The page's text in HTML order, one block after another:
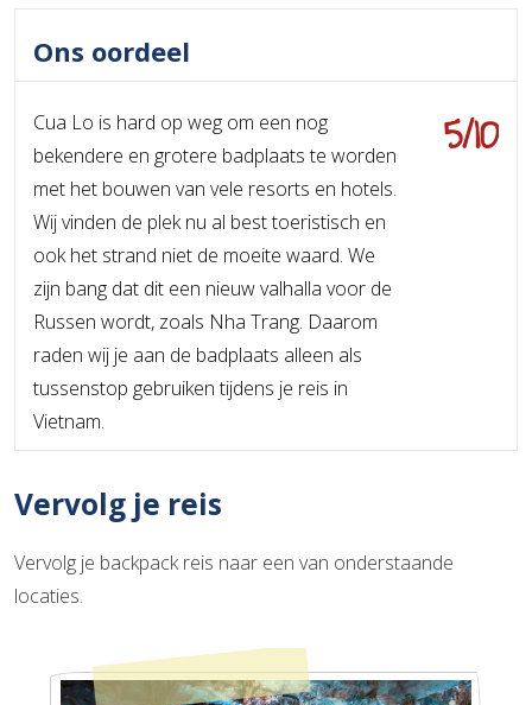
Ons oordeel
5/10
Cua Lo is hard op weg om een nog
bekendere en grotere badplaats te worden
met het bouwen van vele resorts en hotels.
Wij vinden de plek nu al best toeristisch en
ook het strand niet de moeite waard. We
zijn bang dat dit een nieuw valhalla voor de
Russen wordt, zoals Nha Trang. Daarom
raden wij je aan de badplaats alleen als
tussenstop gebruiken tijdens je reis in
Vietnam.
Vervolg je reis
Vervolg je backpack reis naar een van onderstaande
locaties.